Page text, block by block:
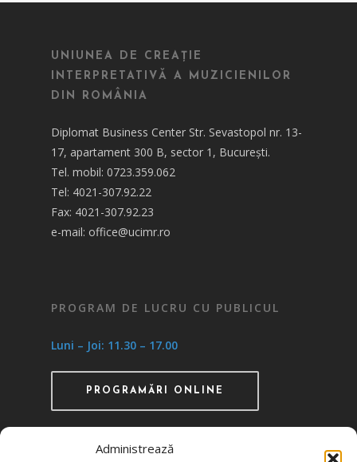
Administrează
UNIUNEA DE CREAȚIE
INTERPRETATIVĂ A MUZICIENILOR
DIN ROMÂNIA
Diplomat Business Center Str. Sevastopol nr. 13-
17, apartament 300 B, sector 1, București.
Tel. mobil: 0723.359.062
Tel: 4021-307.92.22
Fax: 4021-307.92.23
e-mail: office@ucimr.ro
PROGRAM DE LUCRU CU PUBLICUL
Luni – Joi: 11.30 – 17.00
PROGRAMĂRI ONLINE